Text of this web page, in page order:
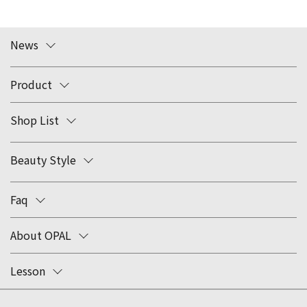
News
Product
Shop List
Beauty Style
Faq
About OPAL
Lesson